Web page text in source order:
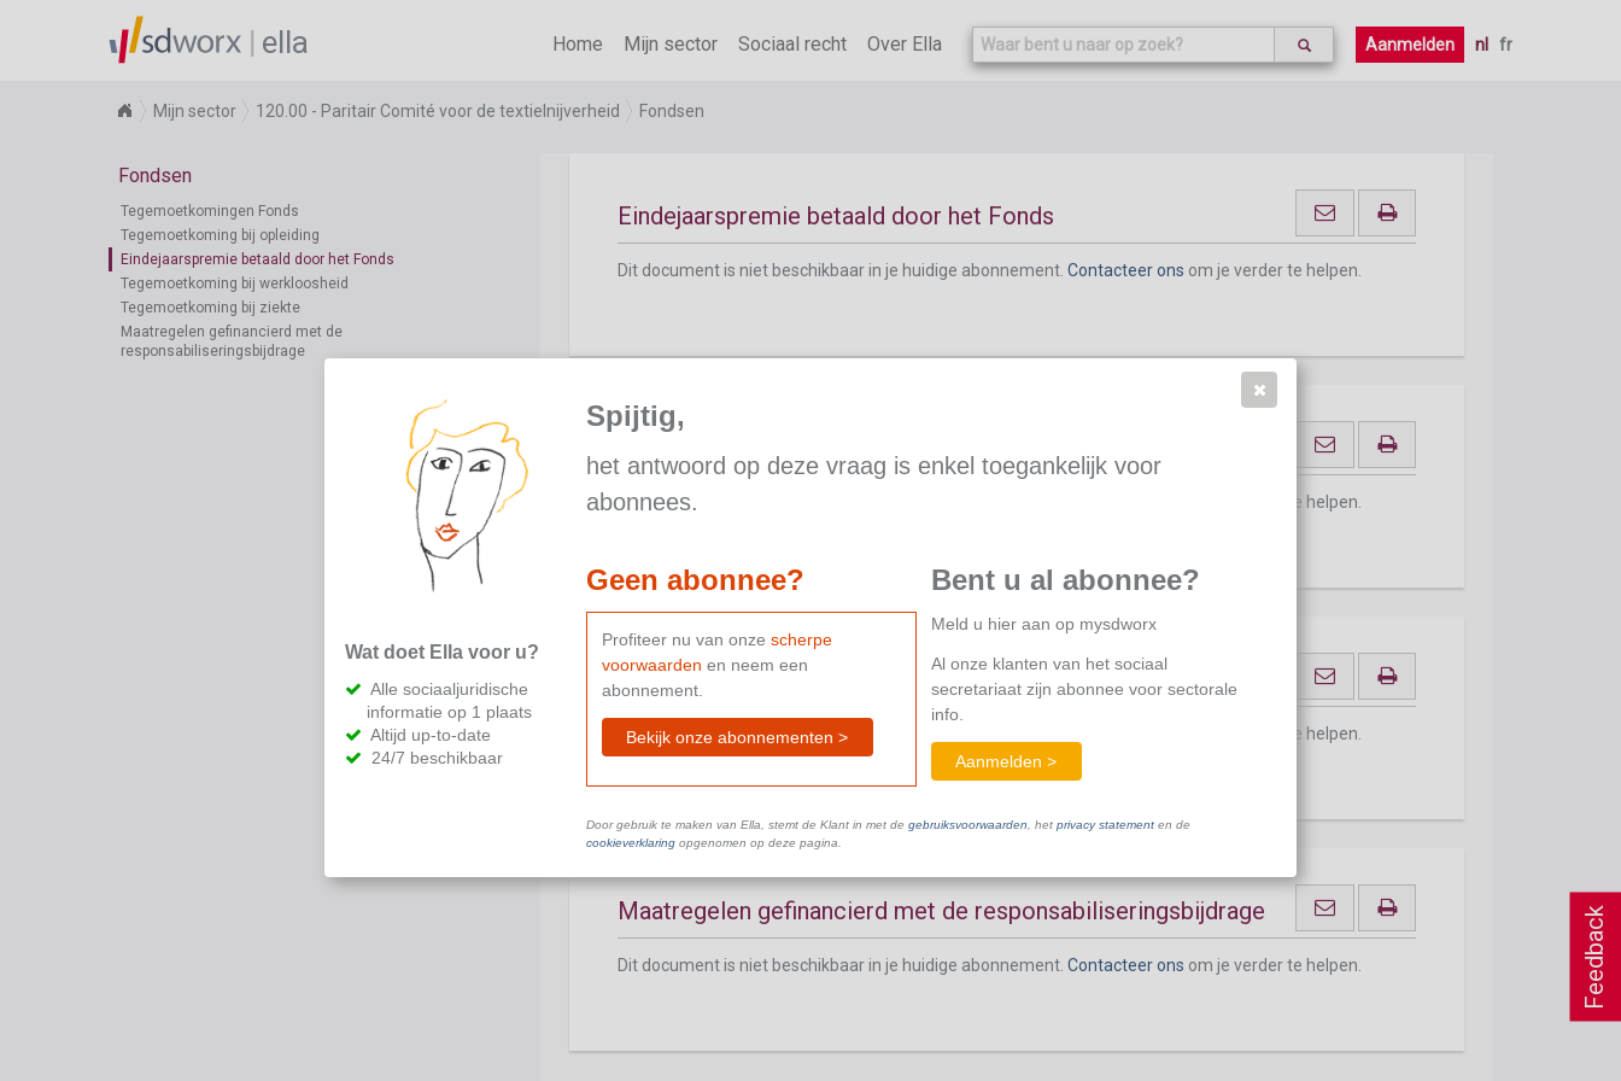
Feedback
ella Home Mijn sector Sociaal recht Over Ella Aanmelden nl fr
Mijn sector 120.00 - Paritair Comité voor de textielnijverheid Fondsen
Fondsen
Tegemoetkomingen Fonds
Tegemoetkoming bij opleiding
Eindejaarspremie betaald door het Fonds
Tegemoetkoming bij werkloosheid
Tegemoetkoming bij ziekte
Maatregelen gefinancierd met de
responsabiliseringsbijdrage
Dit document is niet beschikbaar in je huidige abonnement.Contacteer ons om je verder te helpen.
Eindejaarspremie betaald door het Fonds
Dit document is niet beschikbaar in je huidige abonnement. Contacteer ons om je verder te helpen.
Dit document is niet beschikbaar in je huidige abonnement. om je verder te helpen.
Tegemoetkoming bij ziekte
Dit document is niet beschikbaar in je huidige abonnement. om je verder te helpen.
Maatregelen gefinancierd met de responsabiliseringsbijdrage
Dit document is niet beschikbaar in je huidige abonnement. Contacteer ons om je verder te helpen.
Wat doet Ella voor u?
Alle sociaaljuridische
informatie op 1 plaats
Altijd up-to-date
24/7 beschikbaar
Spijtig,
het antwoord op deze vraag is enkel toegankelijk voor
abonnees.
Geen abonnee?
Profiteer nu van onze scherpe
voorwaarden en neem een
abonnement.
Bekijk onze abonnementen >
Bent u al abonnee?
Meld u hier aan op mysdworx
Al onze klanten van het sociaal
secretariaat zijn abonnee voor sectorale
info.
Aanmelden >
Door gebruik te maken van Ella, stemt de Klant in met de gebruiksvoorwaarden , het privacy statementen de
cookieverklaringopgenomen op deze pagina.